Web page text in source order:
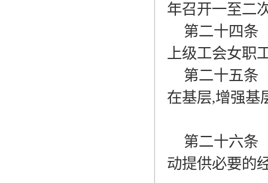
年召开一至二
第二十四条
上级工会女职
第二十五条
在基层,增强基
第二十六条
动提供必要的